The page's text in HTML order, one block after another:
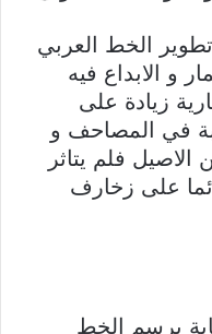
الخط العربي
و الابداع فيه
زيادة على
في المصاحف و
فلم يتاثر
على زخارف
برسم الخط